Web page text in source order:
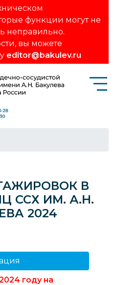
функции могут не
неправильно.
вы можете
editor@bakulev.ru
В
ССХ ИМ. А.Н.
2024
году на